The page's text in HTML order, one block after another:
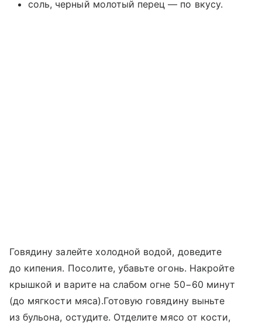
соль, черный молотый перец — по вкусу.
Говядину залейте холодной водой, доведите
до кипения. Посолите, убавьте огонь. Накройте
крышкой и варите на слабом огне 50−60 минут
(до мягкости мяса).Готовую говядину выньте
из бульона, остудите. Отделите мясо от кости,